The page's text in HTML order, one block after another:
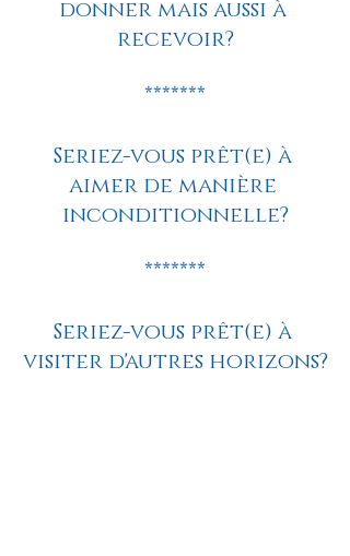
donner mais aussi à
recevoir?
*******
Seriez-vous prêt(e) à
aimer de manière
inconditionnelle?
*******
Seriez-vous prêt(e) à
visiter d'autres horizons?